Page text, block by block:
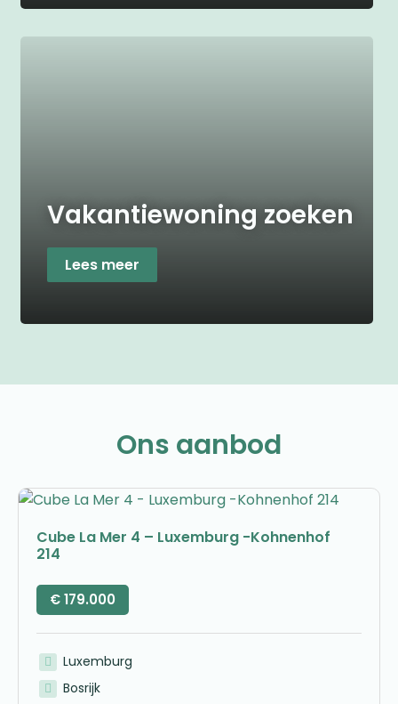
Vakantiewoning zoeken
Lees meer
Ons aanbod
Cube La Mer 4 – Luxemburg -Kohnenhof
214
€179.000
Luxemburg
Bosrijk